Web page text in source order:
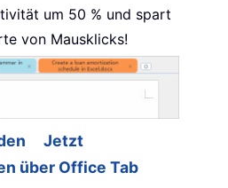
um 50 % und spart
von Mausklicks!
Jetzt
über Office Tab